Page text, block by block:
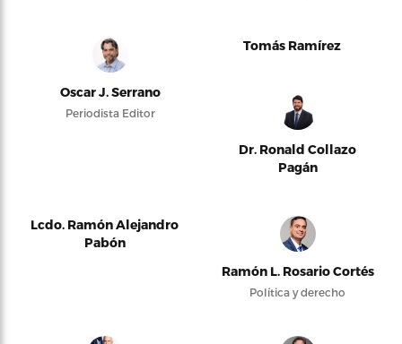
Oscar J. Serrano
Periodista Editor
Tomás Ramírez
Dr. Ronald Collazo
Pagán
Lcdo. Ramón Alejandro
Pabón
Ramón L. Rosario Cortés
Política y derecho